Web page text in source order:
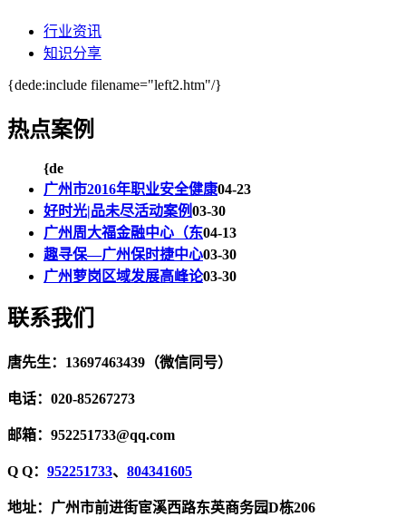
行业资讯
知识分享
{dede:include filename="left2.htm"/}
热点案例
{de
广州市2016年职业安全健康04-23
好时光|品未尽活动案例03-30
广州周大福金融中心（东04-13
趣寻保—广州保时捷中心03-30
广州萝岗区域发展高峰论03-30
联系我们
唐先生：13697463439（微信同号）
电话：020-85267273
邮箱：952251733@qq.com
Q Q： 952251733、 804341605
地址：广州市前进街宦溪西路东英商务园D栋206